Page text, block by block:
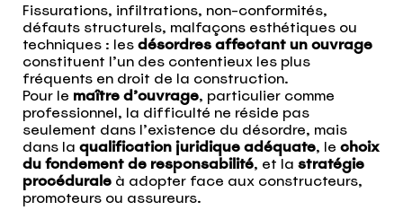
Fissurations, infiltrations, non-conformités,
défauts structurels, malfaçons esthétiques ou
techniques : lesdésordres affectant un ouvrage
constituent l’un des contentieux les plus
fréquents en droit de la construction.
Pour le maître d’ouvrage, particulier comme
professionnel, la difficulté ne réside pas
seulement dans l’existence du désordre, mais
dans la qualification juridique adéquate, le choix
du fondement de responsabilité, et la stratégie
procédurale à adopter face aux constructeurs,
promoteurs ou assureurs.